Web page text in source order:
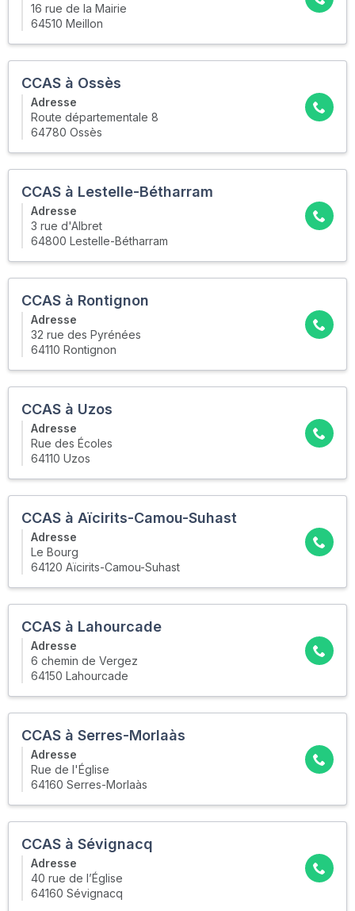
16 rue de la Mairie
64510 Meillon
CCAS à Ossès
Adresse
Route départementale 8
64780 Ossès
CCAS à Lestelle-Bétharram
Adresse
3 rue d'Albret
64800 Lestelle-Bétharram
CCAS à Rontignon
Adresse
32 rue des Pyrénées
64110 Rontignon
CCAS à Uzos
Adresse
Rue des Écoles
64110 Uzos
CCAS à Aïcirits-Camou-Suhast
Adresse
Le Bourg
64120 Aïcirits-Camou-Suhast
CCAS à Lahourcade
Adresse
6 chemin de Vergez
64150 Lahourcade
CCAS à Serres-Morlaàs
Adresse
Rue de l'Église
64160 Serres-Morlaàs
CCAS à Sévignacq
Adresse
40 rue de l’Église
64160 Sévignacq